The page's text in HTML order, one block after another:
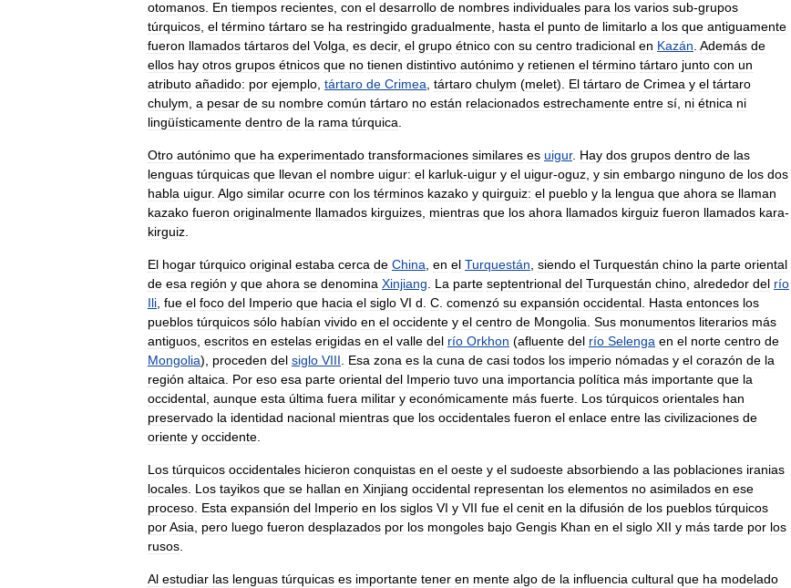
otomanos. En tiempos recientes, con el desarrollo de nombres individuales para los varios sub-grupos
túrquicos, el término tártaro se ha restringido gradualmente, hasta el punto de limitarlo a los que antiguamente
fueron llamados tártaros del Volga, es decir, el grupo étnico con su centro tradicional en Kazán. Además de
ellos hay otros grupos étnicos que no tienen distintivo autónimo y retienen el término tártaro junto con un
atributo añadido: por ejemplo, tártaro de Crimea, tártaro chulym (melet). El tártaro de Crimea y el tártaro
chulym, a pesar de su nombre común tártaro no están relacionados estrechamente entre sí, ni étnica ni
lingüísticamente dentro de la rama túrquica.
Otro autónimo que ha experimentado transformaciones similares es uigur. Hay dos grupos dentro de las
lenguas túrquicas que llevan el nombre uigur: el karluk-uigur y el uigur-oguz, y sin embargo ninguno de los dos
habla uigur. Algo similar ocurre con los términos kazako y quirguiz: el pueblo y la lengua que ahora se llaman
kazako fueron originalmente llamados kirguizes, mientras que los ahora llamados kirguiz fueron llamados kara-
kirguiz.
El hogar túrquico original estaba cerca de China, en el Turquestán, siendo el Turquestán chino la parte oriental
de esa región y que ahora se denomina Xinjiang. La parte septentrional del Turquestán chino, alrededor del río
Ili, fue el foco del Imperio que hacia el siglo VI d. C. comenzó su expansión occidental. Hasta entonces los
pueblos túrquicos sólo habían vivido en el occidente y el centro de Mongolia. Sus monumentos literarios más
antiguos, escritos en estelas erigidas en el valle del río Orkhon (afluente del río Selenga en el norte centro de
Mongolia), proceden del siglo VIII. Esa zona es la cuna de casi todos los imperio nómadas y el corazón de la
región altaica. Por eso esa parte oriental del Imperio tuvo una importancia política más importante que la
occidental, aunque esta última fuera militar y económicamente más fuerte. Los túrquicos orientales han
preservado la identidad nacional mientras que los occidentales fueron el enlace entre las civilizaciones de
oriente y occidente.
Los túrquicos occidentales hicieron conquistas en el oeste y el sudoeste absorbiendo a las poblaciones iranias
locales. Los tayikos que se hallan en Xinjiang occidental representan los elementos no asimilados en ese
proceso. Esta expansión del Imperio en los siglos VI y VII fue el cenit en la difusión de los pueblos túrquicos
porAsia, pero luego fueron desplazados por los mongoles bajo Gengis Khan en el siglo XII y más tarde por los
rusos.
Al estudiar las lenguas túrquicas es importante tener en mente algo de la influencia cultural que ha modelado